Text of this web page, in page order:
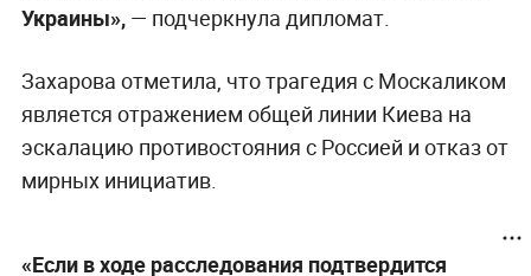
Украины», — подчеркнула дипломат.
Захарова отметила, что трагедия с Москаликом
является отражением общей линии Киева на
эскалацию противостояния с Россией и отказ от
мирных инициатив.
«Если в ходе расследования подтвердится